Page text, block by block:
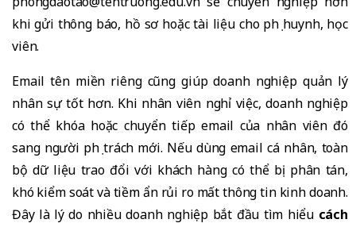
khi gửi thông báo, hồ sơ hoặc tài liệu cho phụ huynh, học
viên.
Email tên miền riêng cũng giúp doanh nghiệp quản lý
nhân sự tốt hơn. Khi nhân viên nghỉ việc, doanh nghiệp
có thể khóa hoặc chuyển tiếp email của nhân viên đó
sang người phụ trách mới. Nếu dùng email cá nhân, toàn
bộ dữ liệu trao đổi với khách hàng có thể bị phân tán,
khó kiểm soát và tiềm ẩn rủi ro mất thông tin kinh doanh.
Đây là lý do nhiều doanh nghiệp bắt đầu tìm hiểu cách